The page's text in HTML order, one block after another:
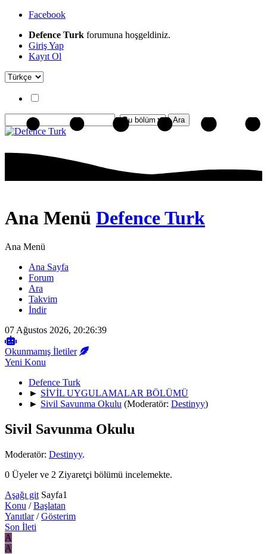
Facebook
Defence Turk forumuna hoşgeldiniz.
Giriş Yap
Kayıt Ol
Ana Menü Defence Turk
Ana Menü
Ana Sayfa
Forum
Ara
Takvim
İndir
07 Ağustos 2026, 20:26:39
Okunmamış İletiler
Yeni Konu
Defence Turk
► SİVİL UYGULAMALAR BÖLÜMÜ
► Sivil Savunma Okulu (Moderatör: Destinyy)
Sivil Savunma Okulu
Moderatör: Destinyy.
0 Üyeler ve 2 Ziyaretçi bölümü incelemekte.
Aşağı git Sayfa1
Konu /Başlatan
Yanıtlar/Gösterim
Son İleti
A
A